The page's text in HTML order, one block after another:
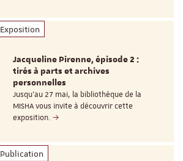
Exposition
Jacqueline Pirenne, épisode 2 :
tirés à parts et archives
personnelles
Jusqu’au 27 mai, la bibliothèque de la
MISHA vous invite à découvrir cette
exposition.
Publication